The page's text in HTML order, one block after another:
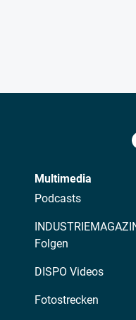
Multimedia
Podcasts
Folgen
DISPO Videos
Fotostrecken